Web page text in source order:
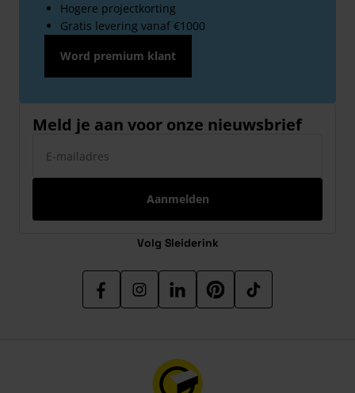
Hogere projectkorting
Gratis levering vanaf €1000
Word premium klant
Meld je aan voor onze nieuwsbrief
Aanmelden
Volg Sleiderink